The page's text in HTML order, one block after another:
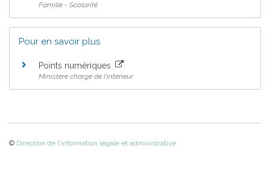
Famille - Scolarité
Pour en savoir plus
Points numériques
Ministère chargé de l'intérieur
© Direction de l'information légale et administrative